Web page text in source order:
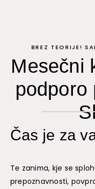
BREZ TEORIJE!
Mesečni
podporo
Čas je za
Te zanima, kje se
prepoznavnosti,